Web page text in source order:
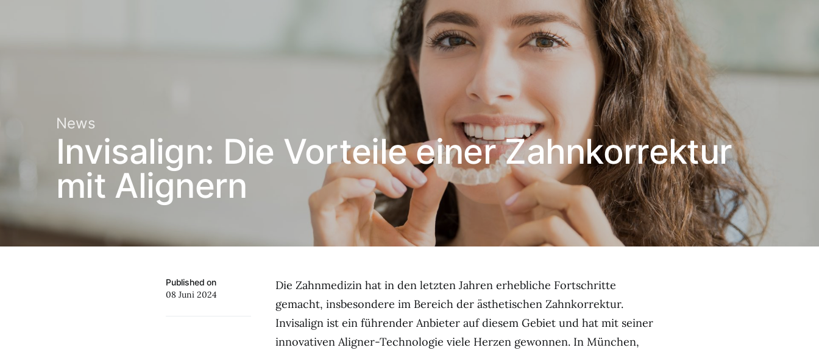
News
Invisalign: Die Vorteile einer Zahnkorrektur
mit Alignern
Published on
08 Juni 2024
Die Zahnmedizin hat in den letzten Jahren erhebliche Fortschritte
gemacht, insbesondere im Bereich der ästhetischen Zahnkorrektur.
Invisalign ist ein führender Anbieter auf diesem Gebiet und hat mit seiner
innovativen Aligner-Technologie viele Herzen gewonnen. In München,